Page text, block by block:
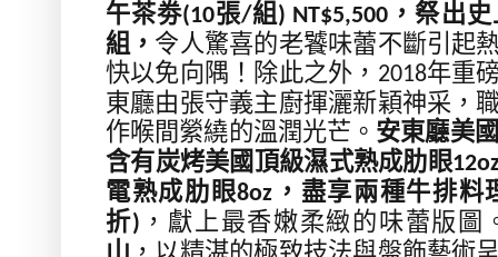
午茶劵(10張/組 ) NT$5,500 ，祭出
組， 令人驚喜的老饕味蕾不斷引起
快以免向隅！除此之外， 2018年重
東廳由張守義主廚揮灑新穎神采，
作喉間縈繞的溫潤光芒。 安東廳美
含有炭烤美國頂級濕式熟成肋眼
電熟成肋眼8oz ，盡享兩種牛排料
折) ，獻上最香嫩柔緻的味蕾版圖